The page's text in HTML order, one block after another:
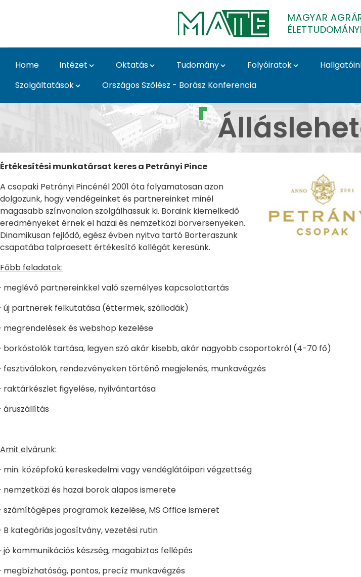
MAGYAR
Home Intézet Oktatás Tudomány Folyóiratok
Szolgáltatások
Országos Szőlész - Borász Konferencia
Álláslehetőségek - Szőlészeti és
Értékesítési munkatársat keres a Petrányi Pince
A csopaki Petrányi Pincénél 2001 óta folyamatosan azon
dolgozunk, hogy vendégeinket és partnereinket minél
magasabb színvonalon szolgálhassuk ki. Boraink kiemelkedő
eredményeket érnek el hazai és nemzetközi borversenyeken.
Dinamikusan fejlődő, egész évben nyitva tartó Borteraszunk
csapatába talpraesett értékesítő kollégát keresünk.
Főbb feladatok:
· meglévő partnereinkkel való személyes kapcsolattartás
· új partnerek felkutatása (éttermek, szállodák)
· megrendelések és webshop kezelése
· borkóstolók tartása, legyen szó akár kisebb, akár nagyobb csoportokról (4-70 fő)
· fesztiválokon, rendezvényeken történő megjelenés, munkavégzés
· raktárkészlet figyelése, nyilvántartása
· áruszállítás
Amit elvárunk:
· min. középfokú kereskedelmi vagy vendéglátóipari végzettség
· nemzetközi és hazai borok alapos ismerete
· számítógépes programok kezelése, MS Office ismeret
· B kategóriás jogosítvány, vezetési rutin
· jó kommunikációs készség, magabiztos fellépés
· megbízhatóság, pontos, precíz munkavégzés